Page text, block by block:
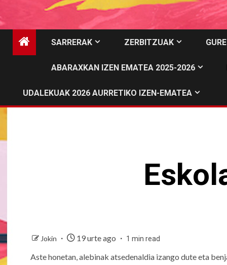
SARRERAK ZERBITZUAK
ABARAXKAN IZEN EMATEA 2025-2026
UDALEKUAK 2026 AURRETIKO IZEN-EMATEA
Jokin 19 urte ago 1 min read
Aste honetan, alebinak atsedenaldia izango dute eta